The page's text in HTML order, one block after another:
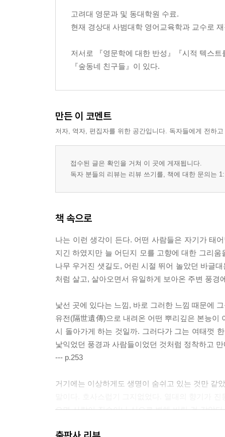
고려대 영문과 및 동대학원 수료.
현재 경상대 사범대학 영어교육학과 교수로
저서로 『영문학에 대한 반성』『시적 텍스
『숲동네 친구들』이 있다.
만든 이 코멘트
저자, 역자, 편집자를 위한 공간입니다. 독자들에게 전하
접수된 글은 확인을 거쳐 이 곳에 게재됩니다.
독자 분들의 리뷰는 리뷰 쓰기를, 책에 대한 문의는
책 속으로
나는 이런 생각이 든다. 어떤 사람들은 자기가 태
지긴 하였지만 늘 어딘지 모를 고향에 대한 그리
나무 우거진 샛길도, 어린 시절 뛰어 놀았던 바글
처럼 살고, 살아오면서 유일하게 보아온 주변 풍
낯선 곳에 있다는 느낌, 바로 그러한 느낌 때문에
유전(隔世遺傳)으로 내려온 어떤 뿌리깊은 본능이
시 돌아가게 하는 것일까. 그러다가 그는 여태껏
낯익었던 풍경과 사람들이었던 것처럼 정착하고
--- p.253
거기에는 이상하게도 생명이 숨쉬고 있는 것만 같
으면 사람이 짐승이나 신으로 변해 버릴 것 같았